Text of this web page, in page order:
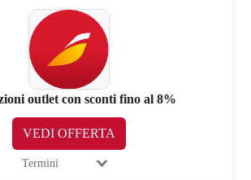
outlet con sconti fino al 8%
VEDI OFFERTA
Termini